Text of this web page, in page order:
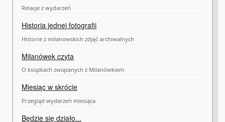
Relacje z wydarzeń
Historia jednej fotografii
Historie z milanowskich zdjęć archiwalnych
Milanówek czyta
O książkach związanych z Milanówkiem
Miesiąc w skrócie
Przegląd wydarzeń miesiąca
Będzie się działo...